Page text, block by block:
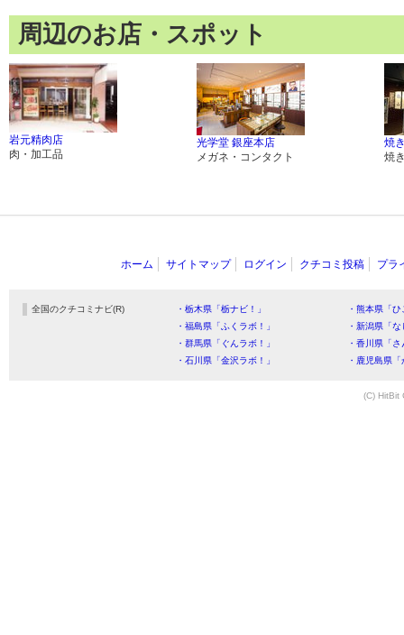
周辺のお店・スポット
岩元精肉店
肉・加工品
光学堂 銀座本店
メガネ・コンタクト
焼
焼
ホーム サイトマップ ログイン クチコミ投稿 プラ
全国のクチコミナビ(R) ・栃木県「栃ナビ！」
・熊本県「
・福島県「ふくラボ！」
・新潟県「
・群馬県「ぐんラボ！」
・香川県「
・石川県「金沢ラボ！」
・鹿児島県
(C) HitBit